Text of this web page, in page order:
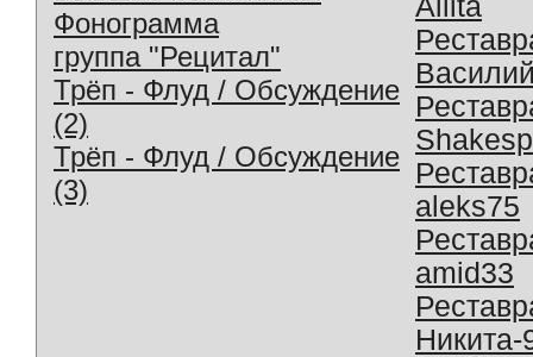
Фонограмма
группа "Рецитал"
Трёп - Флуд / Обсуждение
(2)
Трёп - Флуд / Обсуждение
(3)
aleks75
amid33
Никита-